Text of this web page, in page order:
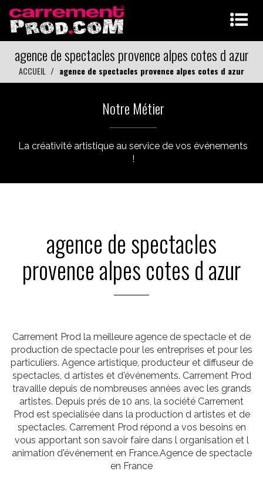
agence de spectacles provence alpes cotes d azur
ACCUEIL agence de spectacles provence alpes cotes d azur
Notre Métier
La créativité artistique au service de vos événements
!
agence de spectacles
provence alpes cotes d azur
Carrement Prod la meilleure agence de spectacle et de
production de spectacle pour les entreprises et pour les
particuliers. Agence artistique, producteur et diffuseur de
spectacles, d artistes et d'événements. Carrement Prod
travaille depuis de nombreuses années avec les grands
artistes. Depuis prés de 10 ans, la société Carrement
Prod est specialisée dans la production d artistes et de
spectacles. Carrement Prod répond a vos besoins en
vous apportant son savoir faire dans l organisation et l
animation d'événement en France.Agence de spectacle
en France